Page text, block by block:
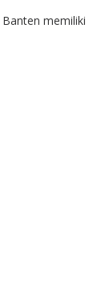
memiliki